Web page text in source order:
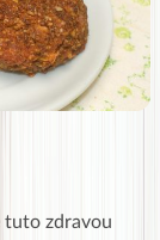
tuto zdravou